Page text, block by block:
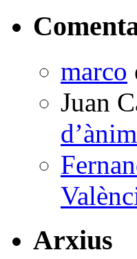
marco
Juan
d’ànim
Arxius